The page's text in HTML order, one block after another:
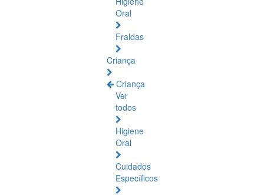
Oral
Fraldas
Criança
Criança
Ver
todos
Higiene
Oral
Cuidados
Específicos